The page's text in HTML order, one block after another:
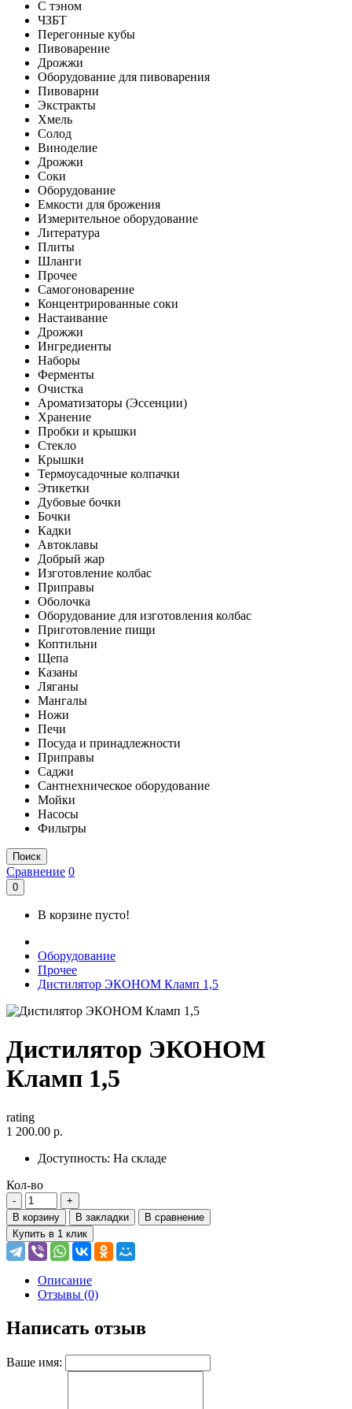
С тэном
ЧЗБТ
Перегонные кубы
Пивоварение
Дрожжи
Оборудование для пивоварения
Пивоварни
Экстракты
Хмель
Солод
Виноделие
Дрожжи
Соки
Оборудование
Емкости для брожения
Измерительное оборудование
Литература
Плиты
Шланги
Прочее
Самогоноварение
Концентрированные соки
Настаивание
Дрожжи
Ингредиенты
Наборы
Ферменты
Очистка
Ароматизаторы (Эссенции)
Хранение
Пробки и крышки
Стекло
Крышки
Термоусадочные колпачки
Этикетки
Дубовые бочки
Бочки
Кадки
Автоклавы
Добрый жар
Изготовление колбас
Приправы
Оболочка
Оборудование для изготовления колбас
Приготовление пищи
Коптильни
Щепа
Казаны
Ляганы
Мангалы
Ножи
Печи
Посуда и принадлежности
Приправы
Саджи
Сантнехническое оборудование
Мойки
Насосы
Фильтры
Поиск
Сравнение 0
0
В корзине пусто!
Оборудование
Прочее
Дистилятор ЭКОНОМ Кламп 1,5
Дистилятор ЭКОНОМ
Кламп 1,5
rating
1 200.00 р.
Доступность: На складе
Кол-во
В корзину В закладки
В сравнение
Купить в 1 клик
Описание
Отзывы (0)
Написать отзыв
Ваше имя: